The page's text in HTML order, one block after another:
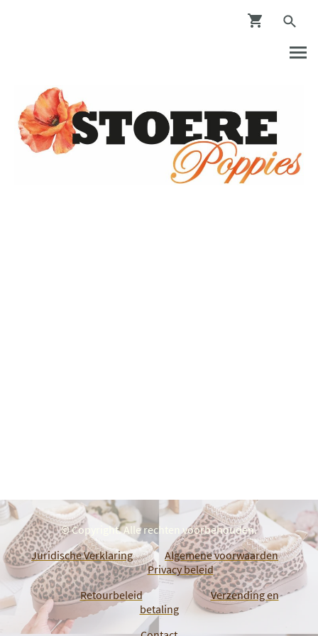
© Copyright. Alle rechten voorbehouden.
Juridische Verklaring
Algemene voorwaarden
Privacy beleid
Retourbeleid
Verzending en
betaling